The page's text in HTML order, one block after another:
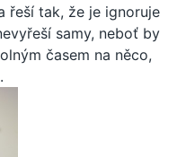
řeší tak, že je ignoruje
samy, neboť by
časem na něco,